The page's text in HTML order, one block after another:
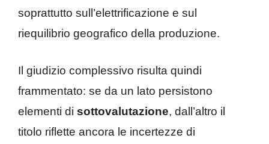
soprattutto sull’elettrificazione e sul
riequilibrio geografico della produzione.
Il giudizio complessivo risulta quindi
frammentato: se da un lato persistono
elementi di sottovalutazione, dall’altro il
titolo riflette ancora le incertezze di